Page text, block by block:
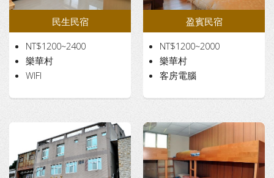
民生民宿
NT$1200~2400
樂華村
WIFI
盈賓民宿
NT$1200~2000
樂華村
客房電腦